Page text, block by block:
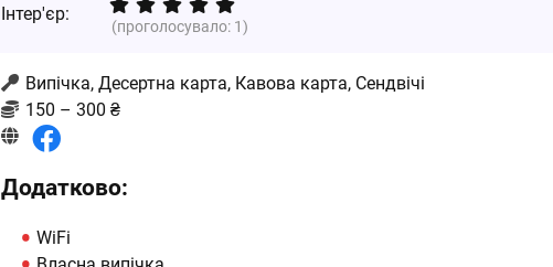
Інтер'єр:
(проголосувало: 1)
Випічка, Десертна карта, Кавова карта, Сендвічі
150 – 300 ₴
Додатково:
WiFi